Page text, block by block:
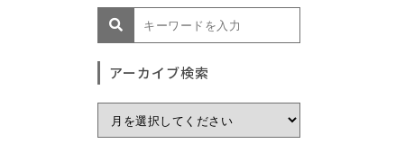
アーカイブ検索